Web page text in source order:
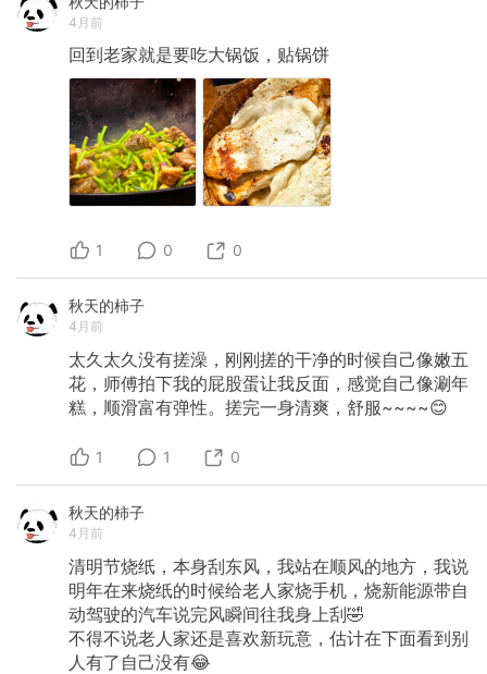
4月前
回到老家就是要吃大锅饭，贴锅饼
1 0 0
秋天的柿子
4月前
太久太久没有搓澡，刚刚搓的干净的时候自己像嫩五
花，师傅拍下我的屁股蛋让我反面，感觉自己像涮年
糕，顺滑富有弹性。搓完一身清爽，舒服~~~~😊
1 1 0
秋天的柿子
4月前
清明节烧纸，本身刮东风，我站在顺风的地方，我说
明年在来烧纸的时候给老人家烧手机，烧新能源带自
动驾驶的汽车说完风瞬间往我身上刮🤣
不得不说老人家还是喜欢新玩意，估计在下面看到别
人有了自己没有😂